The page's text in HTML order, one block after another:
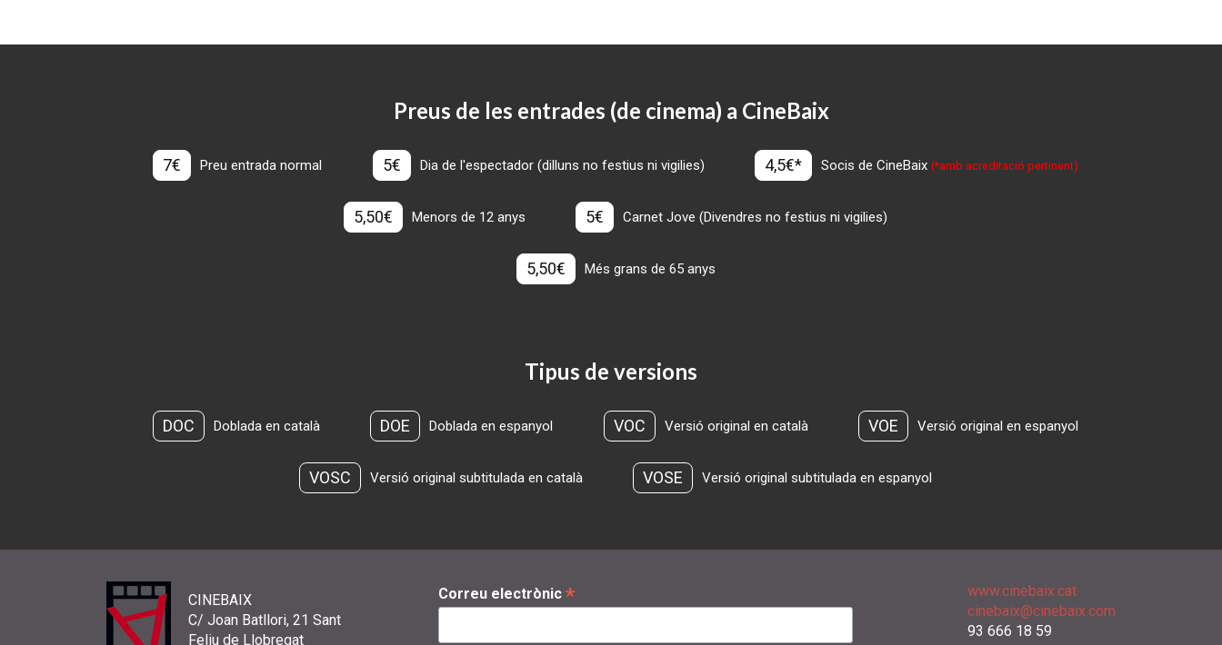
Preus de les entrades (de cinema) a CineBaix
7€ Preu entrada normal 5€ Dia de l'espectador (dilluns no festius ni vigilies) 4,5€* Socis de CineBaix(*amb acreditació pertinent)
5,50€ Menors de 12 anys 5€ Carnet Jove (Divendres no festius ni vigilies)
5,50€ Més grans de 65 anys
Tipus de versions
DOC Doblada en català DOE Doblada en espanyol VOC Versió original en català VOE Versió original en espanyol
VOSC Versió original subtitulada en català VOSE Versió original subtitulada en espanyol
CINEBAIX
C/ Joan Batllori, 21 Sant
Feliu de Llobregat
Correu electrònic *
www.cinebaix.cat
cinebaix@cinebaix.com
93 666 18 59